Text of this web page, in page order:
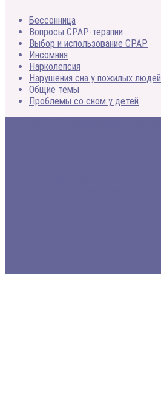
Бессонница
Вопросы CPAP-терапии
Выбор и использование CPAP
Инсомния
Нарколепсия
Нарушения сна у пожилых людей
Общие темы
Проблемы со сном у детей